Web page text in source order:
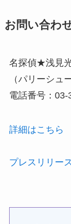
お問い合わ
名探偵★浅見
（パリーシュ
電話番号：03-
詳細はこちら
プレスリリー